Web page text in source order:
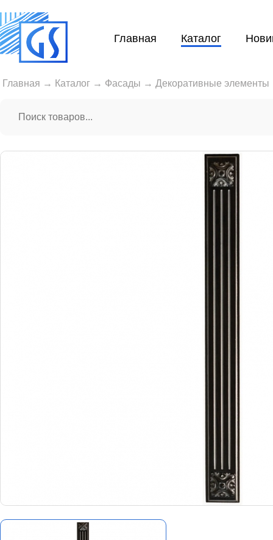
Главная Каталог
Главная → Каталог → Фасады → Декоративные элементы